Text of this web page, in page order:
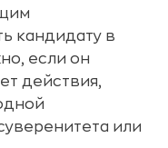
кандидату в
если он
действия,
или